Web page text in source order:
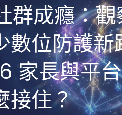
群成癮：觀
數位防護新
家長與平
接住？